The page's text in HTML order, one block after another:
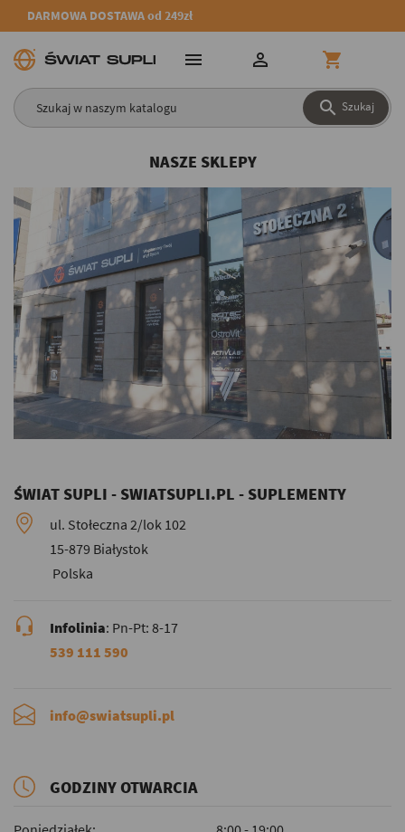
DARMOWA DOSTAWA od 249zł
 Szukaj
  
NASZE SKLEPY
ŚWIAT SUPLI - SWIATSUPLI.PL - SUPLEMENTY
ul. Stołeczna 2/lok 102
15-879 Białystok
Polska
Infolinia: Pn-Pt: 8-17
539 111 590
info@swiatsupli.pl
GODZINY OTWARCIA